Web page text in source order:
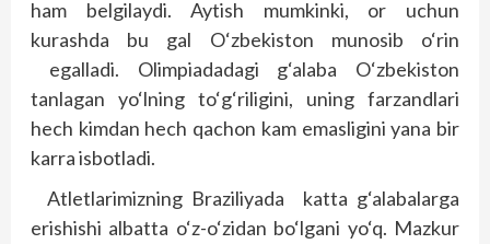
ham belgilaydi. Aytish mumkinki, or uchun
kurashda bu gal O‘zbekiston munosib o‘rin
egalladi. Olimpiadadagi g‘alaba O‘zbekiston
tanlagan yo‘lning to‘g‘riligini, uning farzandlari
hech kimdan hech qachon kam emasligini yana bir
karra isbotladi.
Atletlarimizning Braziliyada katta g‘alabalarga
erishishi albatta o‘z-o‘zidan bo‘lgani yo‘q. Mazkur